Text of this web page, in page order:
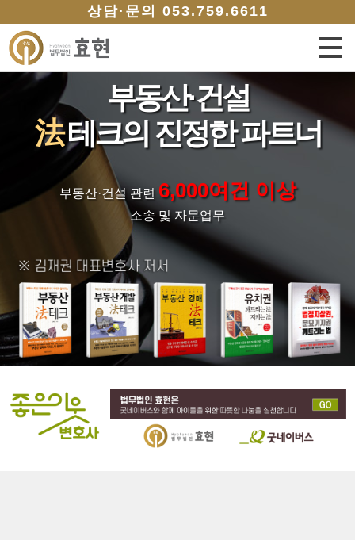
부동산·건설
法테크의 진정한 파트너
부동산·건설 관련 6,000여건 이상
소송 및 자문업무
상담·문의 053.759.6611